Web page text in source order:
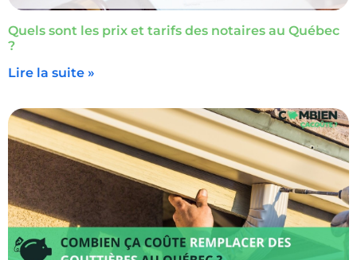
Quels sont les prix et tarifs des notaires au Québec
?
Lire la suite »